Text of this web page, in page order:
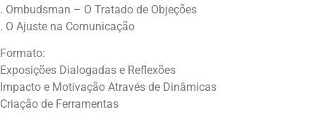
. Ombudsman – O Tratado de Objeções
. O Ajuste na Comunicação
Formato:
Exposições Dialogadas e Reflexões
Impacto e Motivação Através de Dinâmicas
Criação de Ferramentas